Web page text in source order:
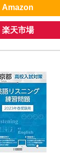
Amazon
楽天市場